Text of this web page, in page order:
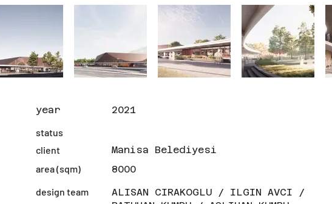
year
status
2021
client
area (sqm)
design team
8000
ALISAN CIRAKOGLU / ILGIN AVCI /
Manisa Belediyesi